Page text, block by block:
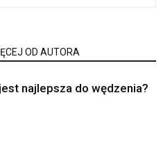
OD AUTORA
najlepsza do wędzenia?